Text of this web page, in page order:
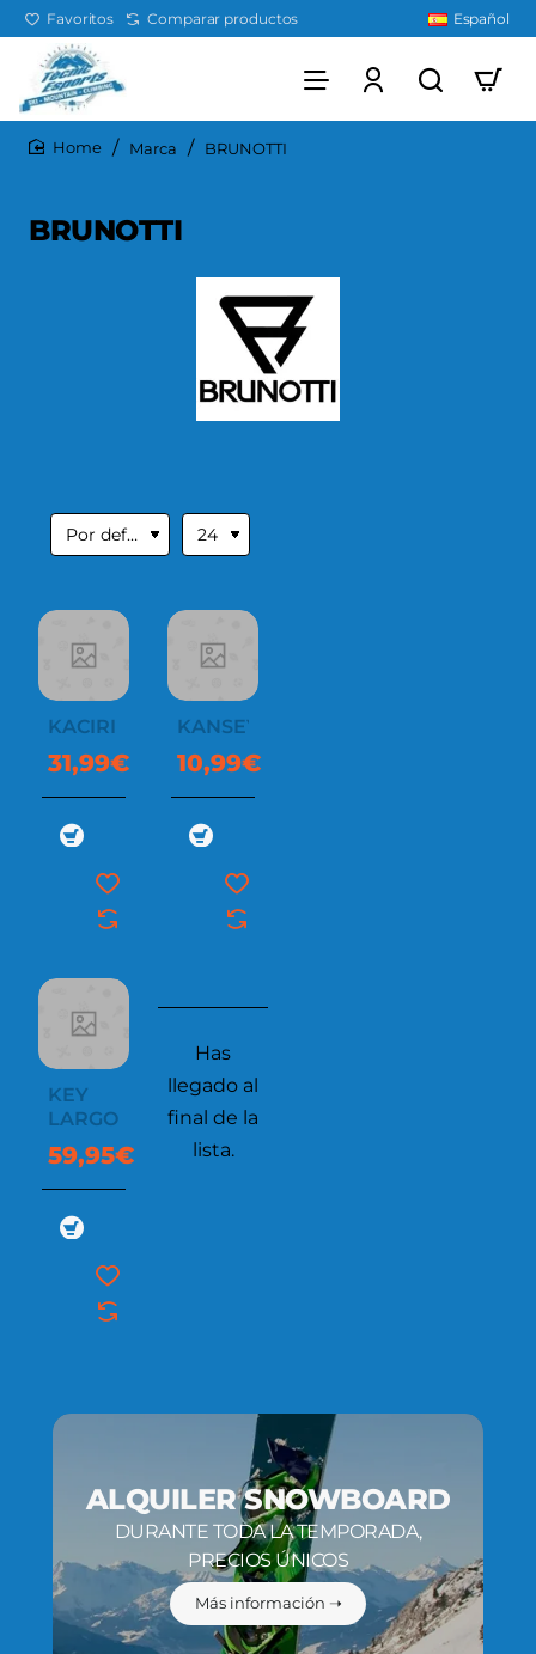
Favoritos Comparar productos Español
Marca BRUNOTTI
BRUNOTTI
KACIRI
31,99€
KANSEY
10,99€
KEY
LARGO
59,95€
Has
llegado al
final de la
lista.
ALQUILER SNOWBOARD
DURANTE TODA LA TEMPORADA,
PRECIOS ÚNICOS
Más información ➝